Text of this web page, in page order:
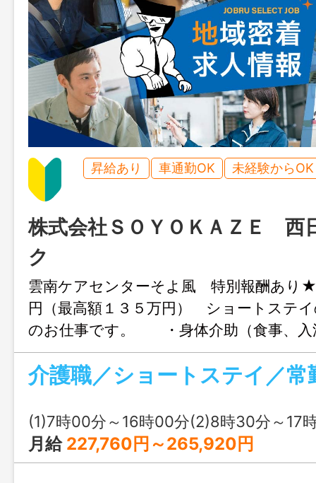
昇給あり 車通勤OK 未経験からOK
株式会社ＳＯＹＯＫＡＺＥ 西
ク
雲南ケアセンターそよ風 特別報酬あり★
円（最高額１３５万円） ショートステ
のお仕事です。 ・身体介助（食事、入
など） ・就寝介助・起床介助 ・介護記
用報告など、簡単なＰＣ操作） ・機能
出し ・送迎・添乗業務（基本は１対１送
す。） 定員：２０名 変更の範囲：会社
(1)7時00分～16時00分(2)8時30分～17時30分
月給 227,760円～265,920円